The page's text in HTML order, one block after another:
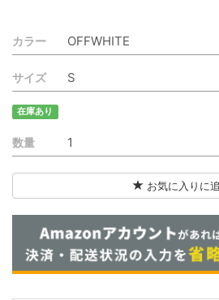
カラー
サイズ
在庫あり
数量
お気に入りに